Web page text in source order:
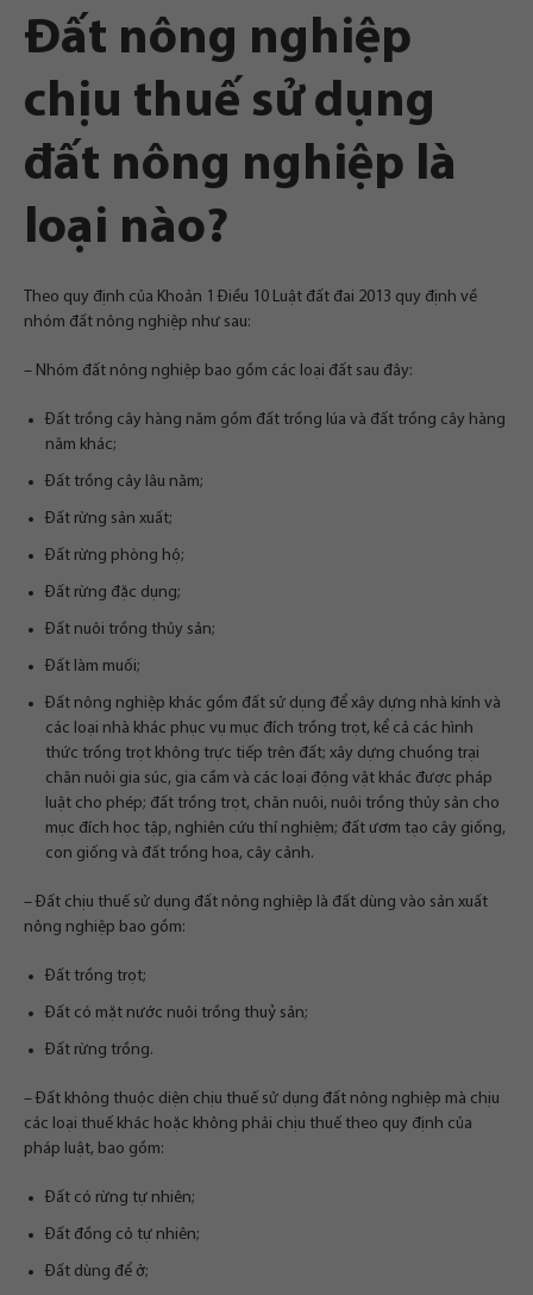
Đất nông nghiệp
chịu thuế sử dụng
đất nông nghiệp là
loại nào?
Theo quy định của Khoản 1 Điều 10 Luật đất đai 2013 quy định về
nhóm đất nông nghiệp như sau:
– Nhóm đất nông nghiệp bao gồm các loại đất sau đây:
Đất trồng cây hàng năm gồm đất trồng lúa và đất trồng cây hàng
năm khác;
Đất trồng cây lâu năm;
Đất rừng sản xuất;
Đất rừng phòng hộ;
Đất rừng đặc dụng;
Đất nuôi trồng thủy sản;
Đất làm muối;
Đất nông nghiệp khác gồm đất sử dụng để xây dựng nhà kính và
các loại nhà khác phục vụ mục đích trồng trọt, kể cả các hình
thức trồng trọt không trực tiếp trên đất; xây dựng chuồng trại
chăn nuôi gia súc, gia cầm và các loại động vật khác được pháp
luật cho phép; đất trồng trọt, chăn nuôi, nuôi trồng thủy sản cho
mục đích học tập, nghiên cứu thí nghiệm; đất ươm tạo cây giống,
con giống và đất trồng hoa, cây cảnh.
– Đất chịu thuế sử dụng đất nông nghiệp là đất dùng vào sản xuất
nông nghiệp bao gồm:
Đất trồng trọt;
Đất có mặt nước nuôi trồng thuỷ sản;
Đất rừng trồng.
– Đất không thuộc diện chịu thuế sử dụng đất nông nghiệp mà chịu
các loại thuế khác hoặc không phải chịu thuế theo quy định của
pháp luật, bao gồm:
Đất có rừng tự nhiên;
Đất đồng cỏ tự nhiên;
Đất dùng để ở;